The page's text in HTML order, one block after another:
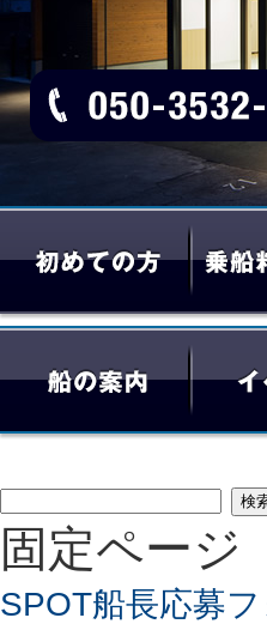
検
索:
固定ページ
SPOT船長応募